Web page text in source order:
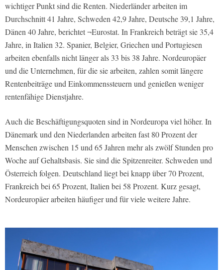
wichtiger Punkt sind die Renten. Niederländer arbeiten im
Durchschnitt 41 Jahre, Schweden 42,9 Jahre, Deutsche 39,1 Jahre,
Dänen 40 Jahre, berichtet ¬Eurostat. In Frankreich beträgt sie 35,4
Jahre, in Italien 32. Spanier, Belgier, Griechen und Portugiesen
arbeiten ebenfalls nicht länger als 33 bis 38 Jahre. Nordeuropäer
und die Unternehmen, für die sie arbeiten, zahlen somit längere
Rentenbeiträge und Einkommenssteuern und genießen weniger
rentenfähige Dienstjahre.
Auch die Beschäftigungsquoten sind in Nordeuropa viel höher. In
Dänemark und den Niederlanden arbeiten fast 80 Prozent der
Menschen zwischen 15 und 65 Jahren mehr als zwölf Stunden pro
Woche auf Gehaltsbasis. Sie sind die Spitzenreiter. Schweden und
Österreich folgen. Deutschland liegt bei knapp über 70 Prozent,
Frankreich bei 65 Prozent, Italien bei 58 Prozent. Kurz gesagt,
Nordeuropäer arbeiten häufiger und für viele weitere Jahre.